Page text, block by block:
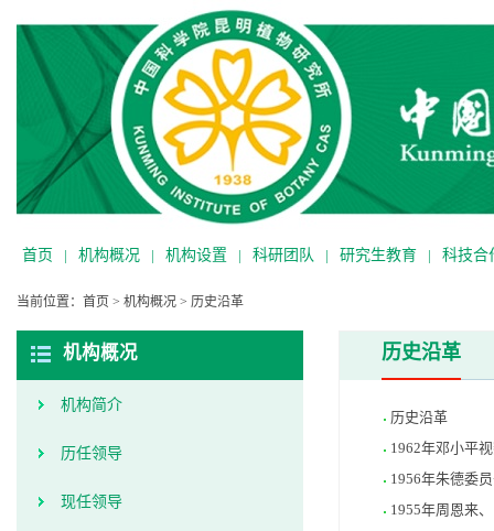
首页 | 机构概况 | 机构设置 | 科研团队 | 研究生教育 | 科技合
当前位置： 首页 > 机构概况 > 历史沿革
机构概况
机构简介
历任领导
现任领导
历史沿革
历史沿革
1962年邓小平
1956年朱德委
1955年周恩来